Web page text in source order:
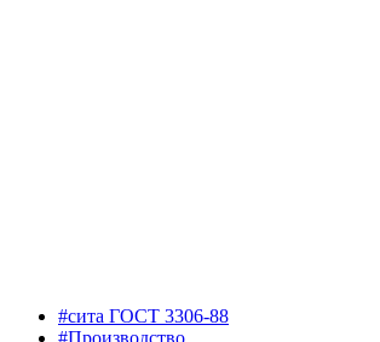
#сита ГОСТ 3306-88
#Производство